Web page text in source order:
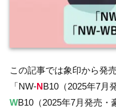
この記事では象印から発
「NW-NB10（2025年7月
WB10（2025年7月発売・